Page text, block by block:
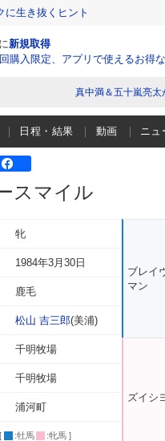
生き抜くヒント
新規取得
購入限定、アプリで使えるお得
真中満＆五十嵐亮太
日程・結果 動画 ニュ
スマイル
牝
1984年3月30日
鹿毛
松山 吉三郎(美浦)
千明牧場
千明牧場
浦河町
:牡馬 :牝馬 ]
ブレイ
マン
ズイシ